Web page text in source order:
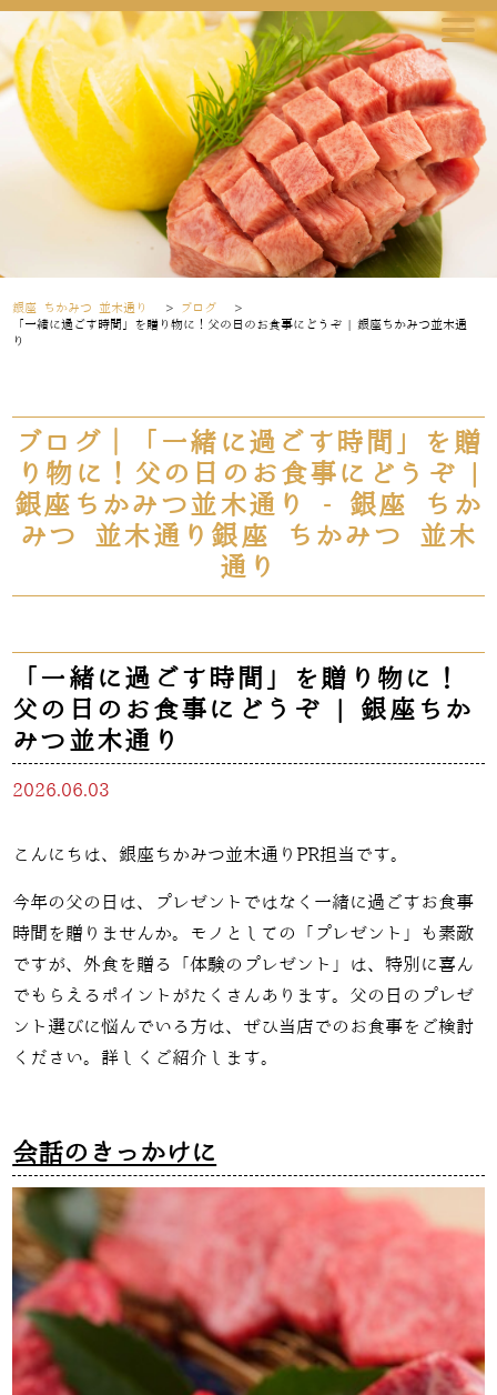
銀座 ちかみつ 並木通り > ブログ
>
「一緒に過ごす時間」を贈り物に！父の日のお食事にどうぞ | 銀座ちかみつ並木通
り
ブログ｜「一緒に過ごす時間」を贈
り物に！父の日のお食事にどうぞ |
銀座ちかみつ並木通り - 銀座 ちか
みつ 並木通り銀座 ちかみつ 並木
通り
「一緒に過ごす時間」を贈り物に！
父の日のお食事にどうぞ | 銀座ちか
みつ並木通り
2026.06.03
こんにちは、銀座ちかみつ並木通りPR担当です。
今年の父の日は、プレゼントではなく一緒に過ごすお食事
時間を贈りませんか。モノとしての「プレゼント」も素敵
ですが、外食を贈る「体験のプレゼント」は、特別に喜ん
でもらえるポイントがたくさんあります。父の日のプレゼ
ント選びに悩んでいる方は、ぜひ当店でのお食事をご検討
ください。詳しくご紹介します。
会話のきっかけに